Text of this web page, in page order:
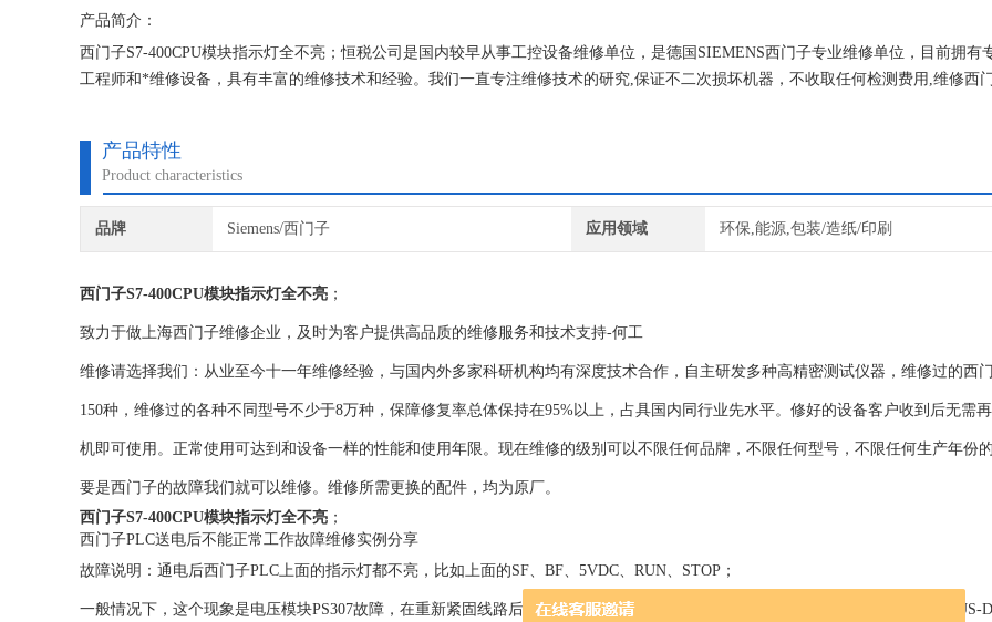
产品简介：
西门子S7-400CPU模块指示灯全不亮；恒税公司是国内较早从事工控设备维修单位，是德国SIEMENS西门子专业维修单位，目前拥有
工程师和*维修设备，具有丰富的维修技术和经验。我们一直专注维修技术的研究,保证不二次损坏机器，不收取任何检测费用,维修西
产品特性
Product characteristics
品牌 Siemens/西门子 应用领域 环保,能源,包装/造纸/印刷
西门子S7-400CPU模块指示灯全不亮 ；
致力于做上海西门子维修企业，及时为客户提供高品质的维修服务和技术支持-何工
维修请选择我们：从业至今十一年维修经验，与国内外多家科研机构均有深度技术合作，自主研发多种高精密测试仪器，维修过的西
150种，维修过的各种不同型号不少于8万种，保障修复率总体保持在95%以上，占具国内同行业先水平。修好的设备客户收到后无需
机即可使用。正常使用可达到和设备一样的性能和使用年限。现在维修的级别可以不限任何品牌，不限任何型号，不限任何生产年份
要是西门子的故障我们就可以维修。维修所需更换的配件，均为原厂。
西门子S7-400CPU模块指示灯全不亮 ；
西门子PLC送电后不能正常工作故障维修实例分享
故障说明：通电后西门子PLC上面的指示灯都不亮，比如上面的SF、BF、5VDC、RUN、STOP；
一般情况下，这个现象是电压模块PS307故障，在重新紧固线路后通电指示灯是亮了，但发现BF指示灯闪烁，BF指示灯是PROFIBUS-